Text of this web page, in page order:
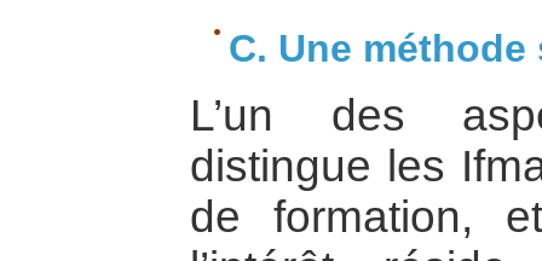
C. Une
L’un des
distingue les
de formation,